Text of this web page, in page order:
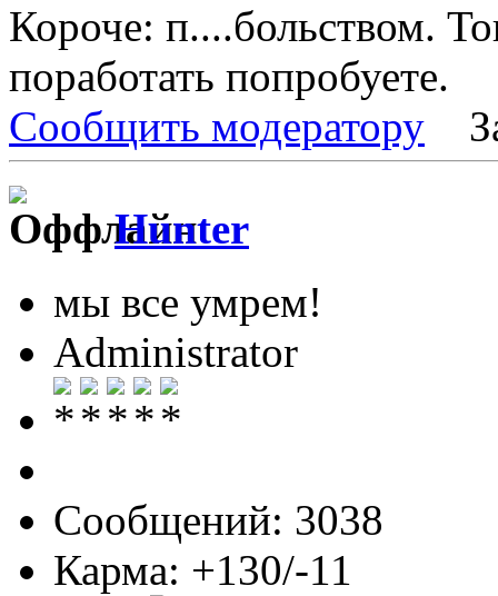
Короче: п....больством.
поработать попробуете.
Сообщить модератору
Hunter
мы все умрем!
Administrator
Сообщений: 3038
Карма: +130/-11